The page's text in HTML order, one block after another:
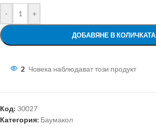
- +
ДОБАВЯНЕ В КОЛИЧКАТА
2 Човека наблюдават този продукт
Код: 30027
Категория: Баумакол